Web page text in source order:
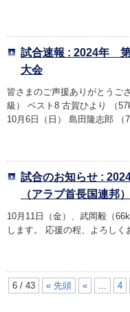
試合速報 : 2024年
大会
皆さまのご声援ありがとうご
級） ベスト8 古賀ひより （
10月6日（日） 島田隆志郎
試合のお知らせ :
（アラブ首長国連邦）
10月11日（金）、武岡毅（
します。 応援の程、よろしく
6 / 43 « 先頭 « ... 4